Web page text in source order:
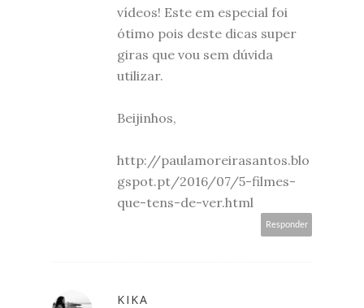
vídeos! Este em especial foi
ótimo pois deste dicas super
giras que vou sem dúvida
utilizar.
Beijinhos,
http://paulamoreirasantos.blo
gspot.pt/2016/07/5-filmes-
que-tens-de-ver.html
Responder
KIKA